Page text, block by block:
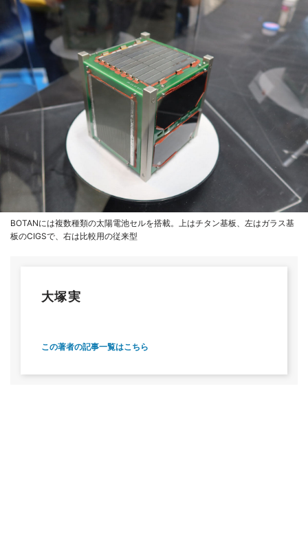
BOTANには複数種類の太陽電池セルを搭載。上はチタン基板、左はガラス基
板のCIGSで、右は比較用の従来型
大塚実
この著者の記事一覧はこちら